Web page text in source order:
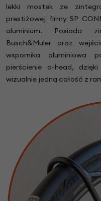
lekki mostek ze
prestiżowej firmy SP
aluminium. Posiada
Busch&Muler oraz
wspornika aluminiowa
pierścienie a-head,
wizualnie jedną całość z